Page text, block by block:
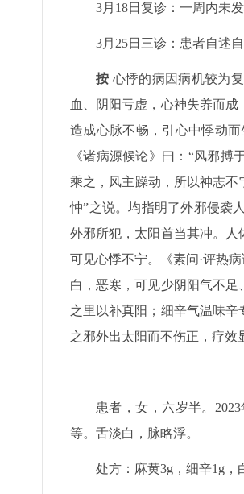
3月18日复诊：一周内未
3月25日三诊：患者自述
按 心悸的病因病机较为
血、阴阳亏虚，心神失养而
造成心脉不畅，引心中悸动
《诸病源候论》曰：“风邪
乘之，风主躁动，所以神志
忡”之说。均指明了外邪侵袭
外邪所犯，太阳首当其冲。
可见心悸不宁。《素问·评热
白，恶寒，可见少阴阳气不
之里以补真阳；细辛气温味
之邪外出太阳而不伤正，疗效
患者，女，六岁半。
等。舌淡白，脉略浮。
处方：麻黄3g，细辛1g，